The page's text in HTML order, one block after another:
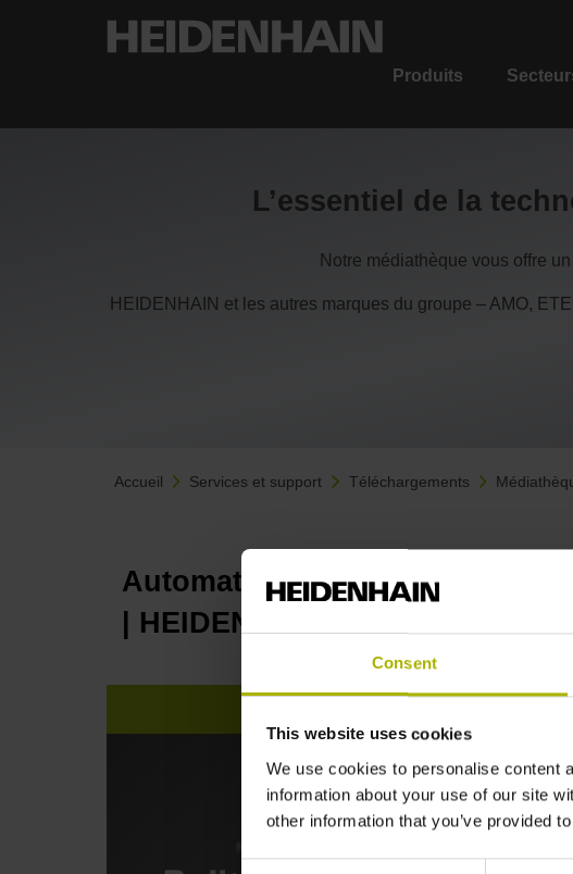
Consent
This website uses cookies
We use cookies to personalise content
information about your use of our site
other information that you’ve provided
Produits
L’essentiel de la
Notre médiathèque vous offre
HEIDENHAIN et les autres marques du groupe – AMO,
Accueil Services et support Téléchargements
Automation: Splusencoders
| HEIDENHAIN